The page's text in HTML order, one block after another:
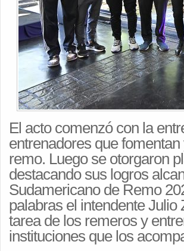
El acto comenzó con la
entrenadores que
remo. Luego se otorgaron
destacando sus logros
Sudamericano de Remo
palabras el intendente
tarea de los remeros y
instituciones que los